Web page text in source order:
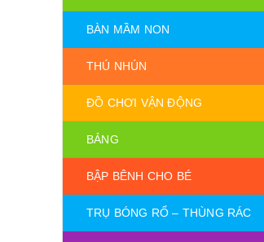
BÀN MẦM NON
THÚ NHÚN
ĐỒ CHƠI VẬN ĐỘNG
BẢNG
BẬP BÊNH CHO BÉ
TRỤ BÓNG RỔ – THÙNG RÁC